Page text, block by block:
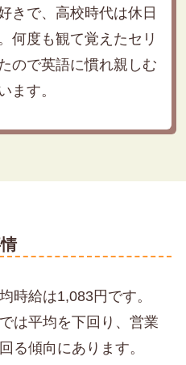
きで、高校時代は休日
何度も観て覚えたセリ
ので英語に慣れ親しむ
ます。
時給は1,083円です。
は平均を下回り、営業
る傾向にあります。